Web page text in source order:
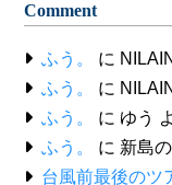
Comment
ふう。 に
ふう。
に
ふう。
に ゆう
ふう。
に 新島
台風前最後のツ